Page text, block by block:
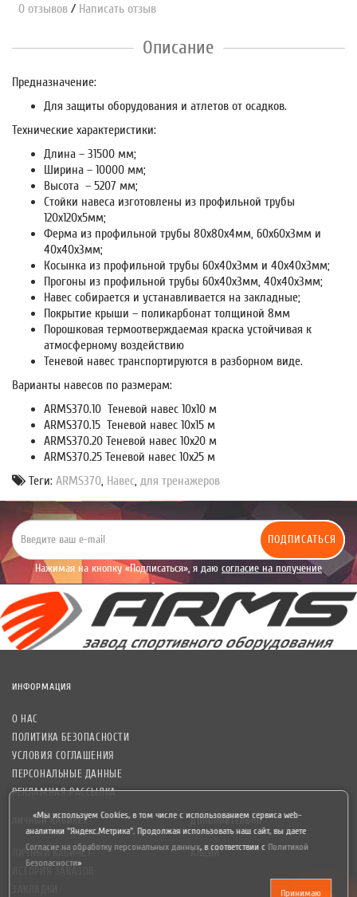
0 отзывов / Написать отзыв
Описание
Предназначение:
Для защиты оборудования и атлетов от осадков.
Технические характеристики:
Длина – 31500 мм;
Ширина – 10000 мм;
Высота – 5207 мм;
Стойки навеса изготовлены из профильной трубы
120х120х5мм;
Ферма из профильной трубы 80х80х4мм, 60х60х3мм и
40х40х3мм;
Косынка из профильной трубы 60х40х3мм и 40х40х3мм;
Прогоны из профильной трубы 60х40х3мм, 40х40х3мм;
Навес собирается и устанавливается на закладные;
Покрытие крыши – поликарбонат толщиной 8мм
Порошковая термоотверждаемая краска устойчивая к
атмосферному воздействию
Теневой навес транспортируются в разборном виде.
Варианты навесов по размерам:
ARMS370.10 Теневой навес 10х10 м
ARMS370.15 Теневой навес 10х15 м
ARMS370.20 Теневой навес 10х20 м
ARMS370.25 Теневой навес 10х25 м
Теги: ARMS370, Навес, для тренажеров
ПОДПИСАТЬСЯ
Нажимая на кнопку «Подписаться», я даю согласие на получение
уведомлений рекламного характера.
ИНФОРМАЦИЯ
О НАС
ПОЛИТИКА БЕЗОПАСНОСТИ
УСЛОВИЯ СОГЛАШЕНИЯ
ПЕРСОНАЛЬНЫЕ ДАННЫЕ
РЕКЛАМНАЯ РАССЫЛКА
ЛИЧНЫЙ КАБИНЕТ
ЛИЧНЫЙ КАБИНЕТ
ДОПОЛНИТЕЛЬНО
АКЦИИ
«Мы используем Cookies, в том числе с использованием сервиса web-
аналитики "Яндекс.Метрика". Продолжая использовать наш сайт, вы даете
Согласие на обработку персональных данных,в соответствии с Политикой
Безопасности»
Принимаю